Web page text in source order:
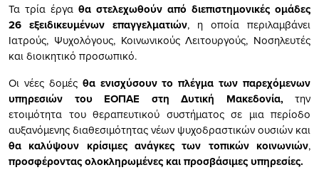
Τα τρία έργα θα στελεχωθούν από διεπιστημονικές ομάδες
26 εξειδικευμένων επαγγελματιών, η οποία περιλαμβάνει
Ιατρούς, Ψυχολόγους, Κοινωνικούς Λειτουργούς, Νοσηλευτές
και διοικητικό προσωπικό.
Οι νέες δομές θα ενισχύσουν το πλέγμα των παρεχόμενων
υπηρεσιών του ΕΟΠΑΕ στη Δυτική Μακεδονία,την
ετοιμότητα του θεραπευτικού συστήματος σε μια περίοδο
αυξανόμενης διαθεσιμότητας νέων ψυχοδραστικών ουσιών και
θα καλύψουν κρίσιμες ανάγκες των τοπικών κοινωνιών,
προσφέροντας ολοκληρωμένες και προσβάσιμες υπηρεσίες.